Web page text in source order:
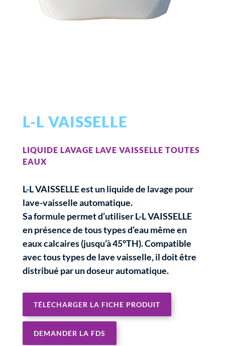
L-L VAISSELLE
LIQUIDE LAVAGE LAVE VAISSELLE TOUTES
EAUX
L-L VAISSELLE est un liquide de lavage pour
lave-vaisselle automatique.
Sa formule permet d’utiliser L-L VAISSELLE
en présence de tous types d’eau même en
eaux calcaires (jusqu’à 45°TH). Compatible
avec tous types de lave vaisselle, il doit être
distribué par un doseur automatique.
TÉLÉCHARGER LA FICHE PRODUIT
DEMANDER LA FDS